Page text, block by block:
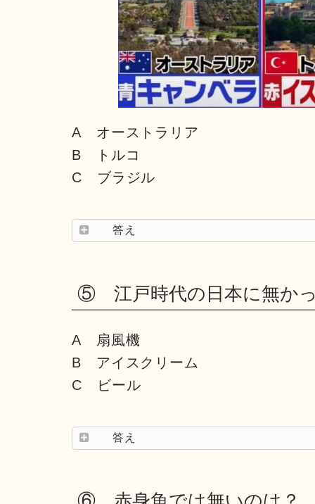
A オーストラリア
B トルコ
C ブラジル
答え
⑤ 江戸時代の日本に無か
A 扇風機
B アイスクリーム
C ビール
答え